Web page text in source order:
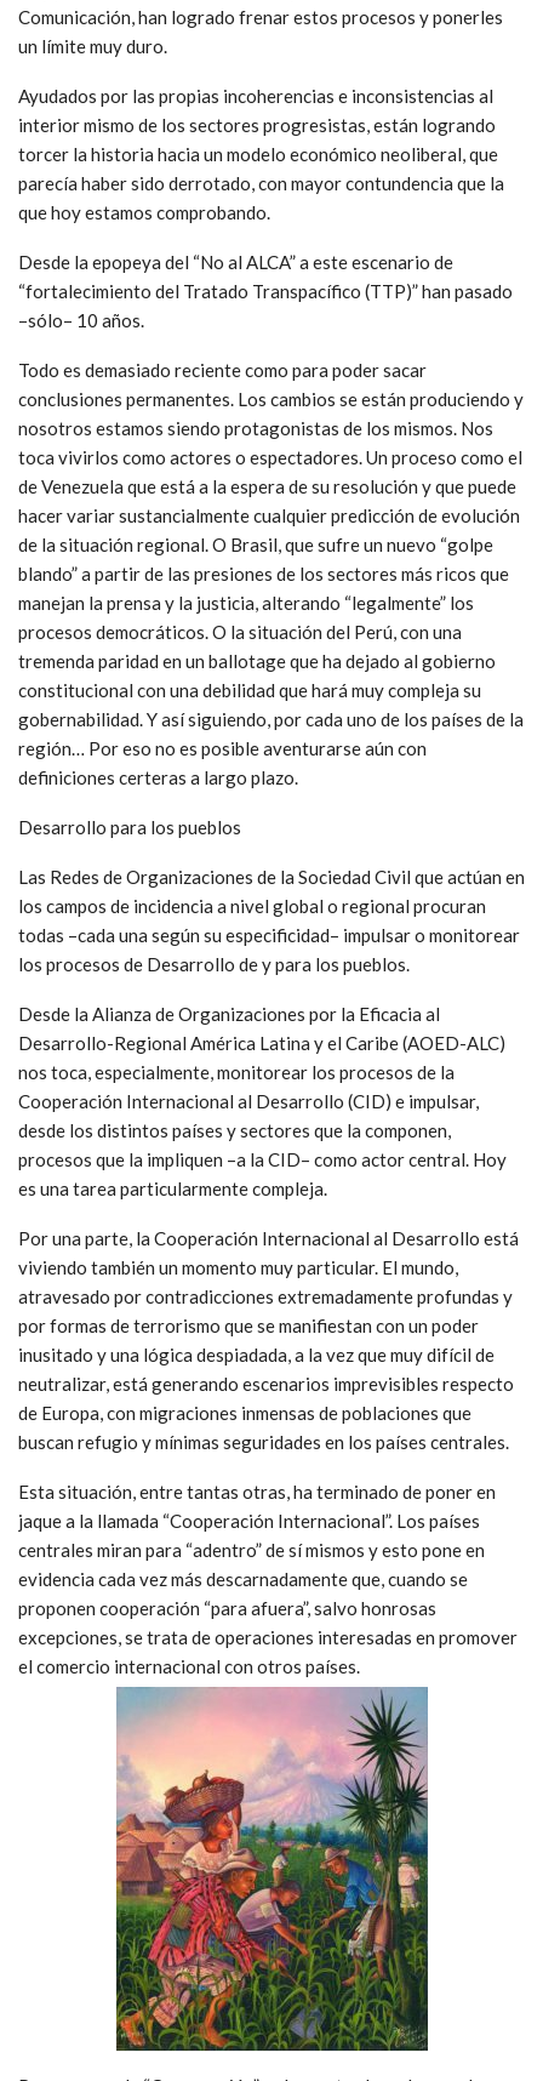
Comunicación, han logrado frenar estos procesos y ponerles
un límite muy duro.
Ayudados por las propias incoherencias e inconsistencias al
interior mismo de los sectores progresistas, están logrando
torcer la historia hacia un modelo económico neoliberal, que
parecía haber sido derrotado, con mayor contundencia que la
que hoy estamos comprobando.
Desde la epopeya del “No al ALCA” a este escenario de
“fortalecimiento del Tratado Transpacífico (TTP)” han pasado
–sólo– 10 años.
Todo es demasiado reciente como para poder sacar
conclusiones permanentes. Los cambios se están produciendo y
nosotros estamos siendo protagonistas de los mismos. Nos
toca vivirlos como actores o espectadores. Un proceso como el
de Venezuela que está a la espera de su resolución y que puede
hacer variar sustancialmente cualquier predicción de evolución
de la situación regional. O Brasil, que sufre un nuevo “golpe
blando” a partir de las presiones de los sectores más ricos que
manejan la prensa y la justicia, alterando “legalmente” los
procesos democráticos. O la situación del Perú, con una
tremenda paridad en un ballotage que ha dejado al gobierno
constitucional con una debilidad que hará muy compleja su
gobernabilidad. Y así siguiendo, por cada uno de los países de la
región… Por eso no es posible aventurarse aún con
definiciones certeras a largo plazo.
Desarrollo para los pueblos
Las Redes de Organizaciones de la Sociedad Civil que actúan en
los campos de incidencia a nivel global o regional procuran
todas –cada una según su especificidad– impulsar o monitorear
los procesos de Desarrollo de y para los pueblos.
Desde la Alianza de Organizaciones por la Eficacia al
Desarrollo-Regional América Latina y el Caribe (AOED-ALC)
nos toca, especialmente, monitorear los procesos de la
Cooperación Internacional al Desarrollo (CID) e impulsar,
desde los distintos países y sectores que la componen,
procesos que la impliquen –a la CID– como actor central. Hoy
es una tarea particularmente compleja.
Por una parte, la Cooperación Internacional al Desarrollo está
viviendo también un momento muy particular. El mundo,
atravesado por contradicciones extremadamente profundas y
por formas de terrorismo que se manifiestan con un poder
inusitado y una lógica despiadada, a la vez que muy difícil de
neutralizar, está generando escenarios imprevisibles respecto
de Europa, con migraciones inmensas de poblaciones que
buscan refugio y mínimas seguridades en los países centrales.
Esta situación, entre tantas otras, ha terminado de poner en
jaque a la llamada “Cooperación Internacional”. Los países
centrales miran para “adentro” de sí mismos y esto pone en
evidencia cada vez más descarnadamente que, cuando se
proponen cooperación “para afuera”, salvo honrosas
excepciones, se trata de operaciones interesadas en promover
el comercio internacional con otros países.